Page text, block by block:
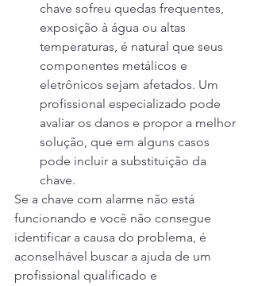
chave sofreu quedas frequentes,
exposição à água ou altas
temperaturas, é natural que seus
componentes metálicos e
eletrônicos sejam afetados. Um
profissional especializado pode
avaliar os danos e propor a melhor
solução, que em alguns casos
pode incluir a substituição da
chave.
Se a chave com alarme não está
funcionando e você não consegue
identificar a causa do problema, é
aconselhável buscar a ajuda de um
profissional qualificado e